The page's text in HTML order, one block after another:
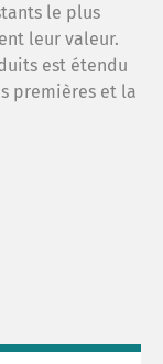
le plus
leur valeur.
est étendu
premières et la